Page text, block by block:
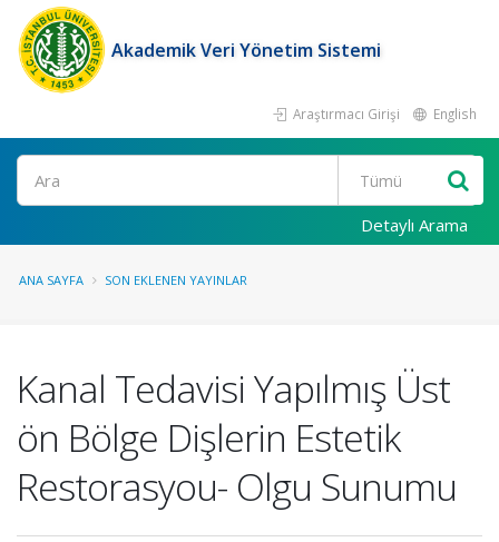
Akademik Veri Yönetim Sistemi
Araştırmacı Girişi English
Ara
Detaylı Arama
ANA SAYFA SON EKLENEN YAYINLAR
Kanal Tedavisi Yapılmış Üst
ön Bölge Dişlerin Estetik
Restorasyou- Olgu Sunumu